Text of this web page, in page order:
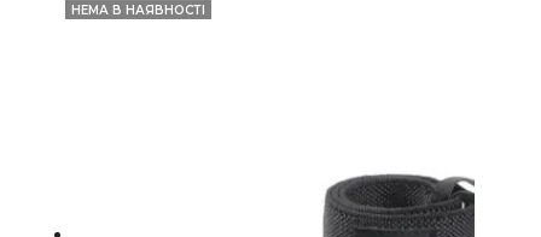
НЕМА В НАЯВНОСТІ